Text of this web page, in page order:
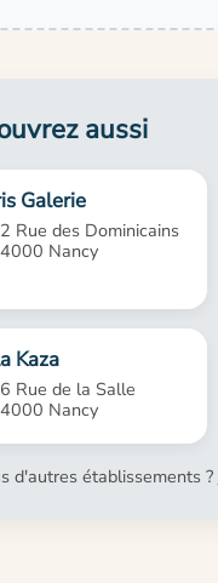
aussi
Galerie
Rue des Dominicains
Nancy
Kaza
Rue de la Salle
Nancy
d'autres établissements ?